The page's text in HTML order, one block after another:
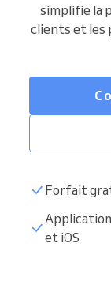
simplifie la
clients et les
Forfait
et iOS